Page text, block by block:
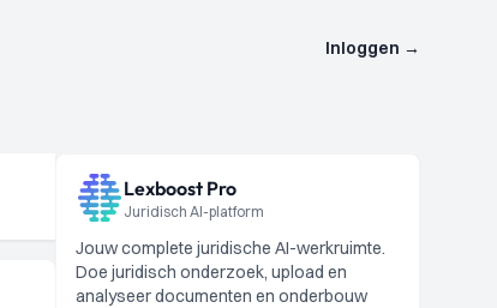
Inloggen →
Lexboost Pro
Juridisch AI-platform
Jouw complete juridische AI-werkruimte.
Doe juridisch onderzoek, upload en
analyseer documenten en onderbouw